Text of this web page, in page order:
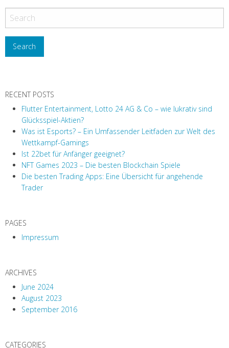
RECENT POSTS
Flutter Entertainment, Lotto 24 AG & Co – wie lukrativ sind
Glücksspiel-Aktien?
Was ist Esports? – Ein Umfassender Leitfaden zur Welt des
Wettkampf-Gamings
Ist 22bet für Anfänger geeignet?
NFT Games 2023 – Die besten Blockchain Spiele
Die besten Trading Apps: Eine Übersicht für angehende
Trader
PAGES
Impressum
ARCHIVES
June 2024
August 2023
September 2016
CATEGORIES